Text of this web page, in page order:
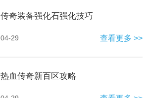
传奇装备强化石强化技巧
04-29 查看更多 >>
热血传奇新百区攻略